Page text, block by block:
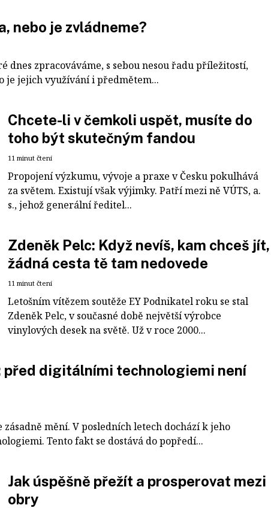
nebo je zvládneme?
dnes zpracováváme, s sebou nesou řadu příležitostí,
je jejich využívání i předmětem...
Chcete-li v čemkoli uspět, musíte do
toho být skutečným fandou
11 minut čtení
Propojení výzkumu, vývoje a praxe v Česku pokulhává
za světem. Existují však výjimky. Patří mezi ně VÚTS, a.
s., jehož generální ředitel...
Zdeněk Pelc: Když nevíš, kam chceš jít,
žádná cesta tě tam nedovede
11 minut čtení
Letošním vítězem soutěže EY Podnikatel roku se stal
Zdeněk Pelc, v současné době největší výrobce
vinylových desek na světě. Už v roce 2000...
před digitálními technologiemi není
mění. V posledních letech dochází k jeho
Tento fakt se dostává do popředí...
Jak úspěšně přežít a prosperovat mezi
obry